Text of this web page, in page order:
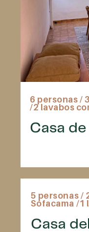
6 personas/
/2 lavabos
Casa de
5 personas/
Sófacama /1
Casa